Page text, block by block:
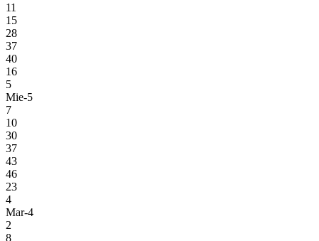
11
15
28
37
40
16
5
Mie-5
7
10
30
37
43
46
23
4
Mar-4
2
8